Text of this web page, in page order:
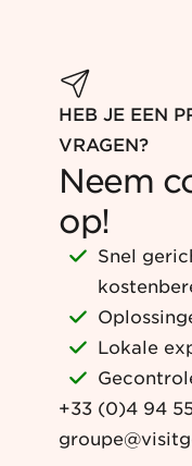
HEB JE EEN
VRAGEN?
Neem
op!
Snel
Lokale
+33 (0)4 94